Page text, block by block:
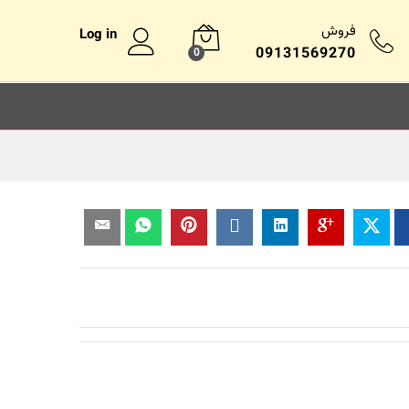
فروش
09131569270
0
Log in